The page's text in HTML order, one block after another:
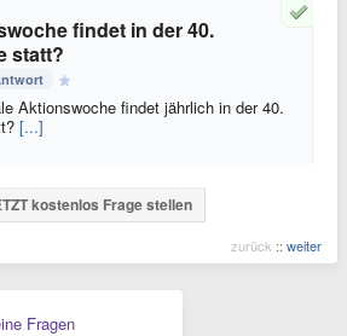
findet in der 40.
statt?
Aktionswoche findet jährlich in der 40.
[...]
kostenlos Frage stellen
zurück :: weiter
Fragen